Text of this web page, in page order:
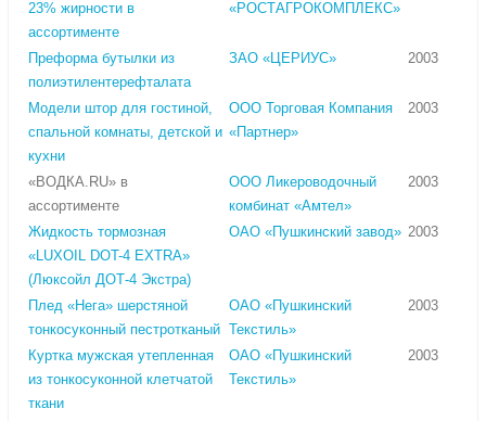
23% жирности в
ассортименте
«РОСТАГРОКОМПЛЕКС»
Преформа бутылки из
полиэтилентерефталата
ЗАО «ЦЕРИУС» 2003
Модели штор для гостиной,
спальной комнаты, детской и
кухни
ООО Торговая Компания
«Партнер»
2003
«ВОДКА.RU» в
ассортименте
ООО Ликероводочный
комбинат «Амтел»
2003
Жидкость тормозная
«LUXOIL DOT-4 EXTRA»
(Люксойл ДОТ-4 Экстра)
ОАО «Пушкинский завод» 2003
Плед «Нега» шерстяной
тонкосуконный пестротканый
ОАО «Пушкинский
Текстиль»
2003
Куртка мужская утепленная
из тонкосуконной клетчатой
ткани
ОАО «Пушкинский
Текстиль»
2003